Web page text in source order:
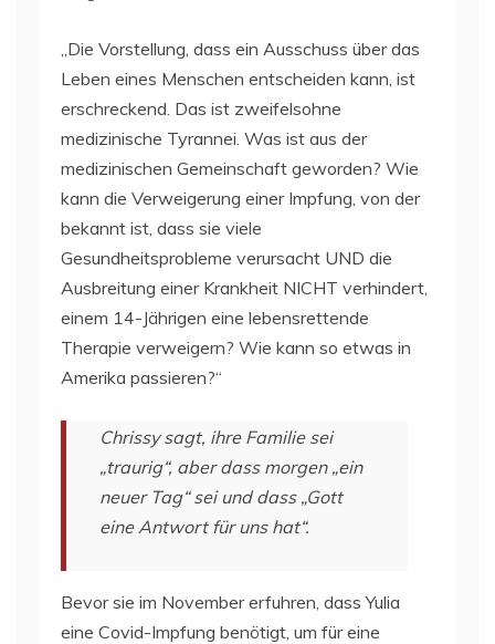
„Die Vorstellung, dass ein Ausschuss über das
Leben eines Menschen entscheiden kann, ist
erschreckend. Das ist zweifelsohne
medizinische Tyrannei. Was ist aus der
medizinischen Gemeinschaft geworden? Wie
kann die Verweigerung einer Impfung, von der
bekannt ist, dass sie viele
Gesundheitsprobleme verursacht UND die
Ausbreitung einer Krankheit NICHT verhindert,
einem 14-Jährigen eine lebensrettende
Therapie verweigern? Wie kann so etwas in
Amerika passieren?“
Chrissy sagt, ihre Familie sei
„traurig“, aber dass morgen „ein
neuer Tag“ sei und dass „Gott
eine Antwort für uns hat“.
Bevor sie im November erfuhren, dass Yulia
eine Covid-Impfung benötigt, um für eine